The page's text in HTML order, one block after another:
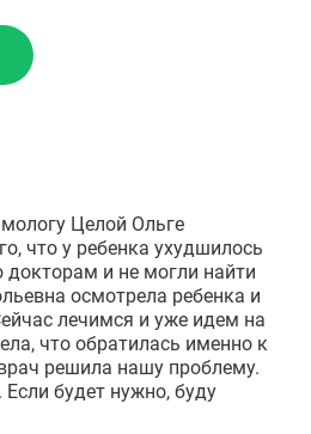
Целой Ольге
что у ребенка ухудшилось
и не могли найти
осмотрела ребенка и
лечимся и уже идем на
что обратилась именно к
решила нашу проблему.
будет нужно, буду